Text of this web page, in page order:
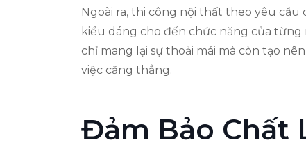
Ngoài ra, thi công nội thất theo yêu
kiểu dáng cho đến chức năng của
chỉ mang lại sự thoải mái mà còn tạo
việc căng thẳng.
Đảm Bảo Chất